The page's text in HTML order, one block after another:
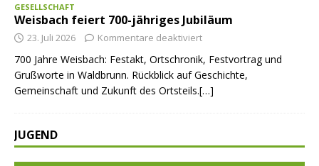
GESELLSCHAFT
Weisbach feiert 700-jähriges Jubiläum
23. Juli 2026 Kommentare deaktiviert
700 Jahre Weisbach: Festakt, Ortschronik, Festvortrag und
Grußworte in Waldbrunn. Rückblick auf Geschichte,
Gemeinschaft und Zukunft des Ortsteils.[…]
JUGEND